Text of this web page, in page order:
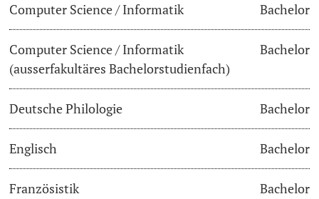
Dokumente und Verifikation
«Start Smart»-Week
Mobilität
Campus Stories
Hörerinnen/Hörer
Computer Science / Informatik Bachelor
Computer Science / Informatik
(ausserfakultäres Bachelorstudienfach)
Bachelor
Deutsche Philologie Bachelor
Englisch Bachelor
Französistik Bachelor